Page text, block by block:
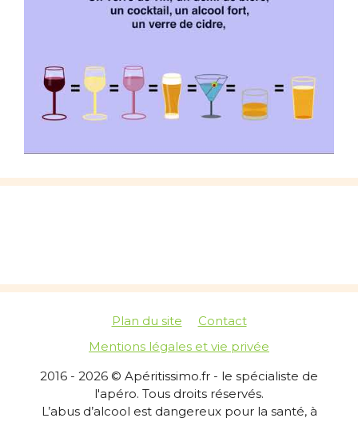
Plan du site
Contact
Mentions légales et vie privée
2016 - 2026 © Apéritissimo.fr - le spécialiste de
l'apéro. Tous droits réservés.
L’abus d’alcool est dangereux pour la santé, à